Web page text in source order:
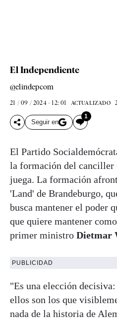
El Independiente
@elindepcom
21 / 09 / 2024 - 12: 01 ACTUALIZADO
Seguir en
1
El Partido
la formación del canciller
juega. La formación
'Land' de Brandeburgo,
busca mantener el poder
que quiere mantener
primer ministro Dietmar
PUBLICIDAD
"Es una elección
ellos son los que
nada de la historia de